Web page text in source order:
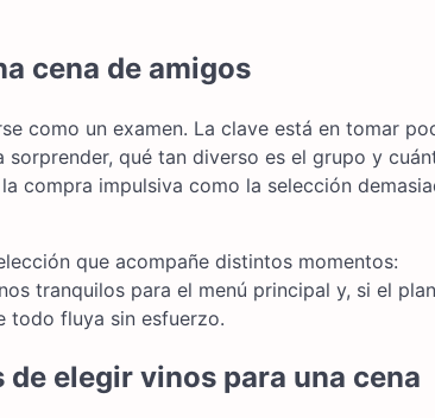
cena de amigos
como un examen. La clave está en tomar
qué tan diverso es el grupo y
compra impulsiva como la selección
que acompañe distintos momentos:
tranquilos para el menú principal y, si el
todo fluya sin esfuerzo.
elegir vinos para una cena